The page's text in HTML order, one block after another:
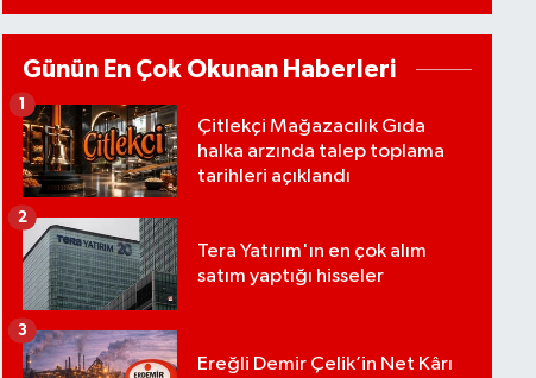
Günün En Çok Okunan Haberleri
Çitlekçi Mağazacılık Gıda
halka arzında talep toplama
tarihleri açıklandı
1
Tera Yatırım'ın en çok alım
satım yaptığı hisseler
2
Ereğli Demir Çelik’in Net Kârı
3